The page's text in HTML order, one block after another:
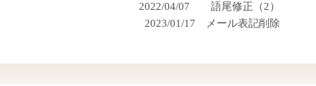
2022/04/07 語尾修正（2）
2023/01/17 メール表記削除